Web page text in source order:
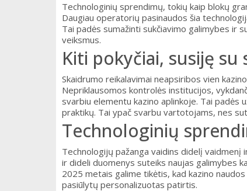
Technologinių sprendimų, tokių kaip blokų
Daugiau operatorių pasinaudos šia
Tai padės sumažinti sukčiavimo galimybes ir
veiksmus.
Kiti pokyčiai, susiję su
Skaidrumo reikalavimai neapsiribos vien
Nepriklausomos kontrolės institucijos,
svarbiu elementu kazino aplinkoje. Tai
praktikų. Tai ypač svarbu vartotojams, nes
Technologinių
Technologijų pažanga vaidins didelį
ir dideli duomenys suteiks naujas galimybes
2025 metais galime tikėtis, kad kazino
pasiūlytų personalizuotas patirtis.